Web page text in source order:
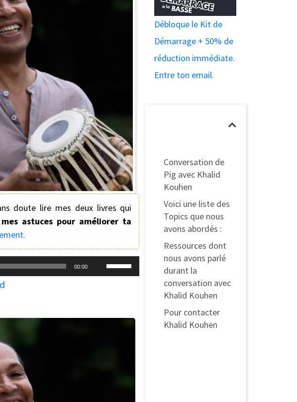
doute lire mes deux livres qui
mes astuces pour améliorer ta
00:00
Utilisez
Conversation de
Pig avec Khalid
Kouhen
Voici une liste des
Topics que nous
avons abordés :
Ressources dont
nous avons parlé
durant la
conversation avec
Khalid Kouhen
Pour contacter
Khalid Kouhen
Débloque le Kit de
Démarrage + 50% de
réduction immédiate.
Entre ton email.